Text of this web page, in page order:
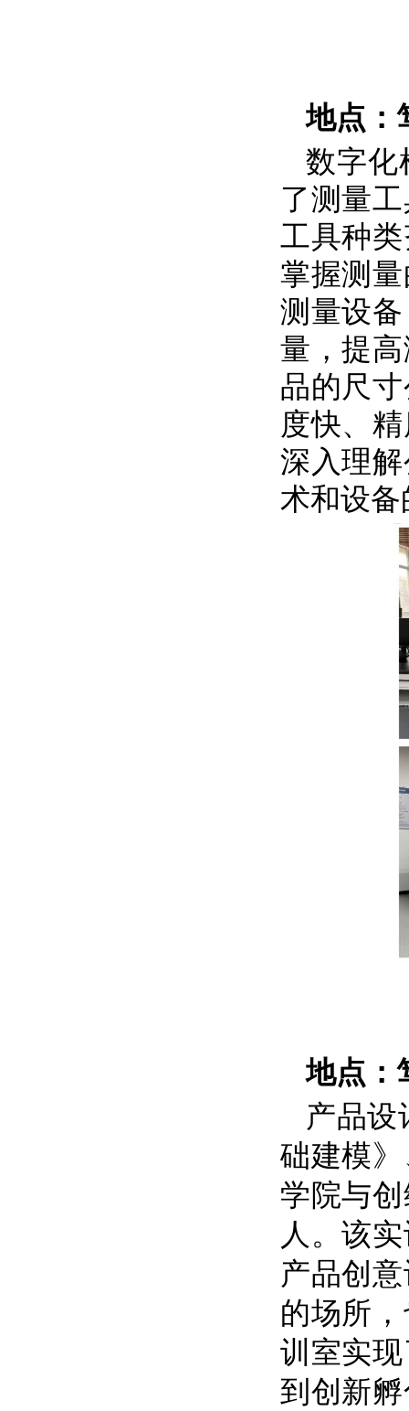
地点：
数字化
了测量
工具种
掌握测
测量设
量，提
品的尺
度快、
深入理
术和设
地点：
产品设
础建模
学院与
人。该
产品创
的场所
训室实
到创新